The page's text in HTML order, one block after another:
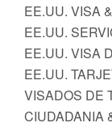
EE.UU. VISA
EE.UU.
EE.UU. VISA
EE.UU.
VISADOS DE
CIUDADANIA